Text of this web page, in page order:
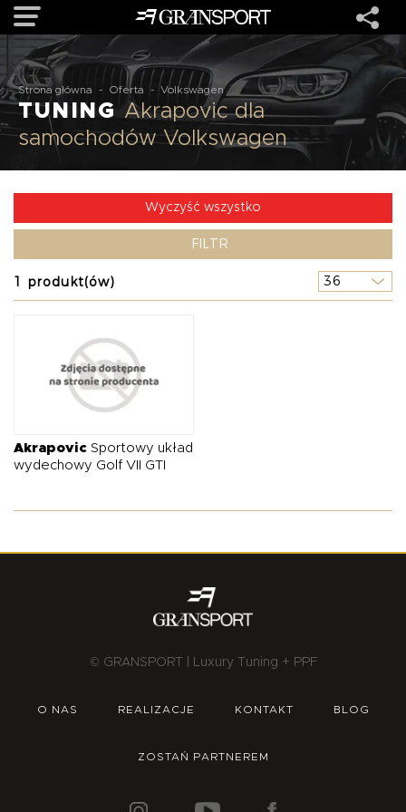
OFERTA
MARKI
O NAS
OFERTA
Strona główna - Oferta - Volkswagen
TUNING Akrapovic dla
samochodów Volkswagen
Wyczyść wszystko
FILTR
1 produkt(ów)
Akrapovic Sportowy układ
wydechowy Golf VII GTI
© GRANSPORT | Luxury Tuning + PPF
O NAS REALIZACJE KONTAKT BLOG
ZOSTAŃ PARTNEREM